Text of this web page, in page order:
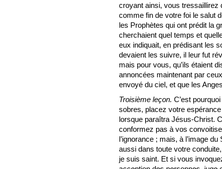
croyant ainsi, vous tressaillirez
comme fin de votre foi le salut
les Prophètes qui ont prédit la
cherchaient quel temps et
eux indiquait, en prédisant les
devaient les suivre, il leur fut
mais pour vous, qu’ils étaient
annoncées maintenant par
envoyé du ciel, et que les
Troisième leçon. C’est
sobres, placez votre
lorsque paraîtra Jésus-Christ.
conformez pas à vos
l’ignorance ; mais, à l’image
aussi dans toute votre
je suis saint. Et si vous